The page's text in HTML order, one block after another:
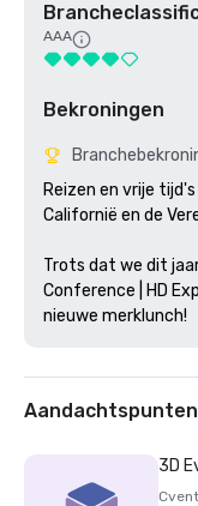
AAA
Bekroningen
Reizen en vrije
Californië en de
Trots dat we dit
Conference | HD
nieuwe merklunch!
3D